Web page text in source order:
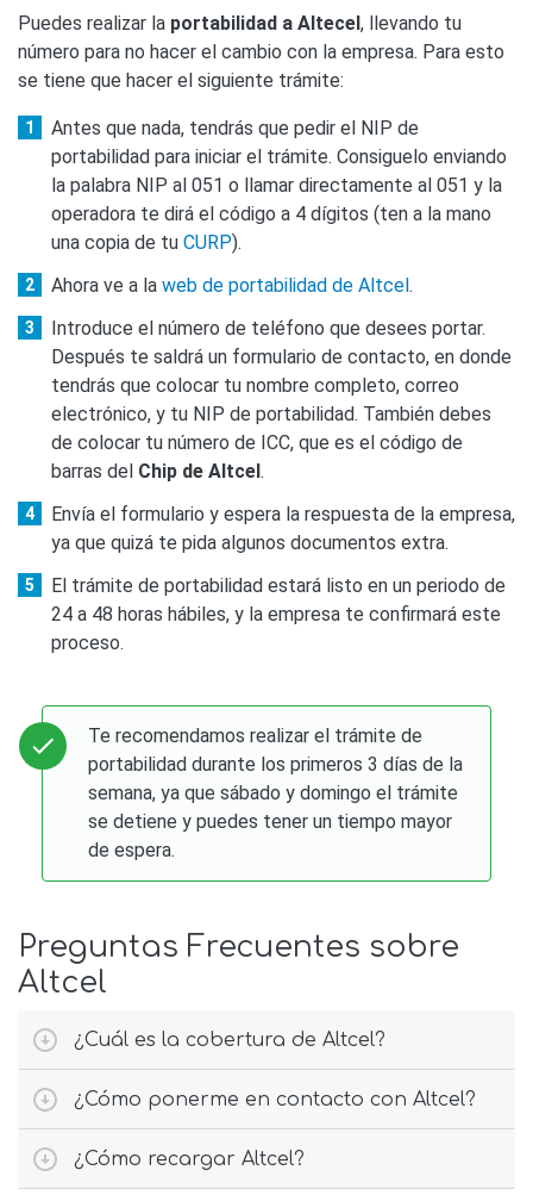
Puedes realizar la portabilidad a Altecel, llevando tu
número para no hacer el cambio con la empresa. Para esto
se tiene que hacer el siguiente trámite:
Antes que nada, tendrás que pedir el NIP de
portabilidad para iniciar el trámite. Consiguelo enviando
la palabra NIP al 051 o llamar directamente al 051 y la
operadora te dirá el código a 4 dígitos (ten a la mano
una copia de tu CURP).
Ahora ve a la web de portabilidad de Altcel.
Introduce el número de teléfono que desees portar.
Después te saldrá un formulario de contacto, en donde
tendrás que colocar tu nombre completo, correo
electrónico, y tu NIP de portabilidad. También debes
de colocar tu número de ICC, que es el código de
barras del Chip de Altcel.
Envía el formulario y espera la respuesta de la empresa,
ya que quizá te pida algunos documentos extra.
El trámite de portabilidad estará listo en un periodo de
24 a 48 horas hábiles, y la empresa te confirmará este
proceso.
Te recomendamos realizar el trámite de
portabilidad durante los primeros 3 días de la
semana, ya que sábado y domingo el trámite
se detiene y puedes tener un tiempo mayor
de espera.
Preguntas Frecuentes sobre
Altcel
¿Cuál es la cobertura de Altcel?
¿Cómo ponerme en contacto con Altcel?
¿Cómo recargar Altcel?